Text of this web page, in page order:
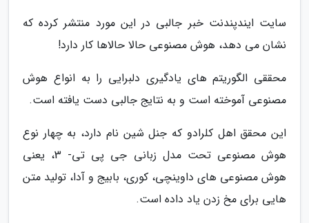
سایت ایندپندنت خبر جالبی در این مورد منتشر کرده که
نشان می دهد، هوش مصنوعی حالا حالاها کار دارد!
محققی الگوریتم های یادگیری دلبرایی را به انواع هوش
مصنوعی آموخته است و به نتایج جالبی دست یافته است.
این محقق اهل کلرادو که جنل شین نام دارد، به چهار نوع
هوش مصنوعی تحت مدل زبانی جی پی تی- 3، یعنی
هوش مصنوعی های داوینچی، کوری، بابیج و آدا، تولید متن
هایی برای مخ زدن یاد داده است.